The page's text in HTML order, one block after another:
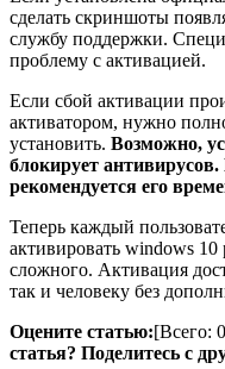
сделать скриншоты
службу поддержки.
проблему с активацией.
Если сбой активации
активатором, нужно
установить. Возможно,
блокирует
рекомендуется его
Теперь каждый
активировать windows 10
сложного. Активация
так и человеку без
Оцените статью:[Всего:
статья? Поделитесь с